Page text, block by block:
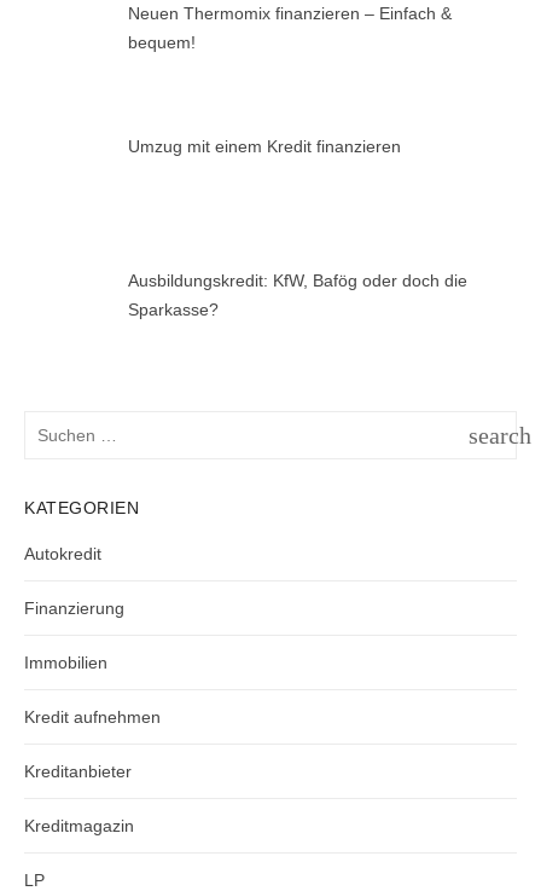
Neuen Thermomix finanzieren – Einfach &
bequem!
Umzug mit einem Kredit finanzieren
Ausbildungskredit: KfW, Bafög oder doch die
Sparkasse?
search
KATEGORIEN
Autokredit
Finanzierung
Immobilien
Kredit aufnehmen
Kreditanbieter
Kreditmagazin
LP